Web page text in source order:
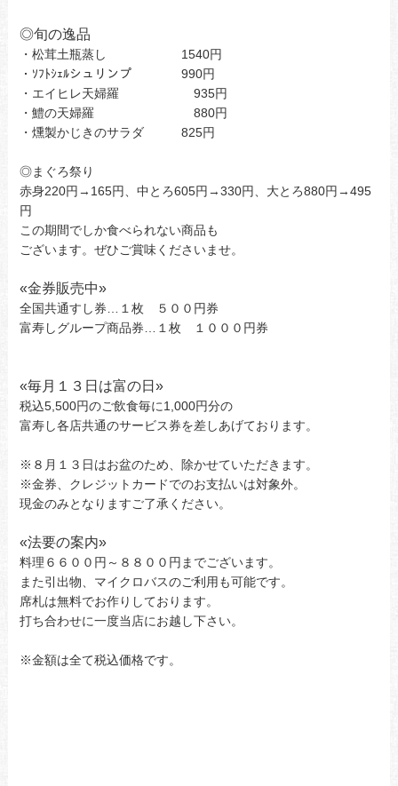
◎旬の逸品
・松茸土瓶蒸し 1540円
・ｿﾌﾄｼｪﾙシュリンプ 990円
・エイヒレ天婦羅 935円
・鱧の天婦羅 880円
・燻製かじきのサラダ 825円
◎まぐろ祭り
赤身220円→165円、中とろ605円→330円、大とろ880円→495
円
この期間でしか食べられない商品も
ございます。ぜひご賞味くださいませ。
«金券販売中»
全国共通すし券…１枚 ５００円券
富寿しグループ商品券…１枚 １０００円券
«毎月１３日は富の日»
税込5,500円のご飲食毎に1,000円分の
富寿し各店共通のサービス券を差しあげております。
※８月１３日はお盆のため、除かせていただきます。
※金券、クレジットカードでのお支払いは対象外。
現金のみとなりますご了承ください。
«法要の案内»
料理６６００円～８８００円までございます。
また引出物、マイクロバスのご利用も可能です。
席札は無料でお作りしております。
打ち合わせに一度当店にお越し下さい。
※金額は全て税込価格です。